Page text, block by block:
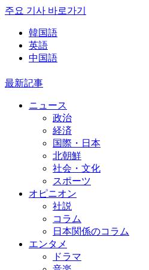
주요 기사 바로가기
韓国語
英語
中国語
最新記事
ニュース
政治
経済
国際・日本
北朝鮮
社会・文化
スポーツ
オピニオン
社説
コラム
日本関係のコラム
エンタメ
ドラマ